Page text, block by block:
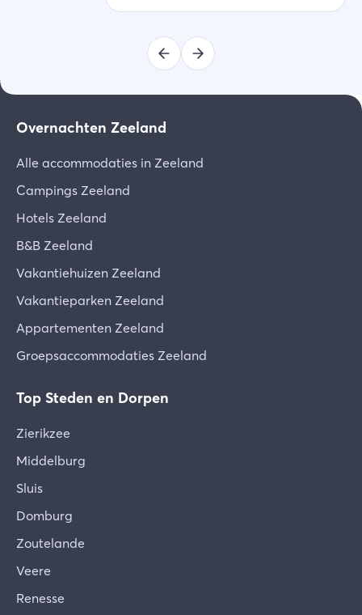
Overnachten Zeeland
Alle accommodaties in Zeeland
Campings Zeeland
Hotels Zeeland
B&B Zeeland
Vakantiehuizen Zeeland
Vakantieparken Zeeland
Appartementen Zeeland
Groepsaccommodaties Zeeland
Top Steden en Dorpen
Zierikzee
Middelburg
Sluis
Domburg
Zoutelande
Veere
Renesse